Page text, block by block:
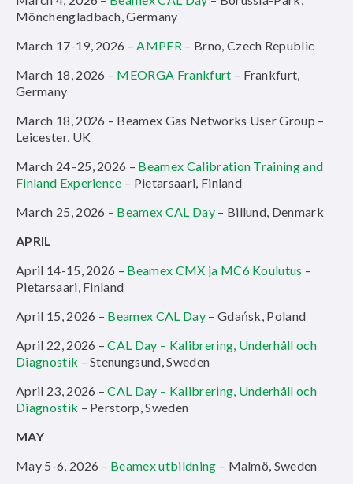
Mönchengladbach, Germany
March 17-19, 2026 – AMPER – Brno, Czech Republic
March 18, 2026 – MEORGA Frankfurt – Frankfurt,
Germany
March 18, 2026 – Beamex Gas Networks User Group –
Leicester, UK
March 24–25, 2026 – Beamex Calibration Training and
Finland Experience – Pietarsaari, Finland
March 25, 2026 – Beamex CAL Day– Billund, Denmark
APRIL
April 14-15, 2026 – Beamex CMX ja MC6 Koulutus –
Pietarsaari, Finland
April 15, 2026 – Beamex CAL Day– Gdańsk, Poland
April 22, 2026 –CAL Day – Kalibrering, Underhåll och
Diagnostik – Stenungsund, Sweden
April 23, 2026 –CAL Day – Kalibrering, Underhåll och
Diagnostik – Perstorp, Sweden
MAY
May 5-6, 2026 – Beamex utbildning – Malmö, Sweden